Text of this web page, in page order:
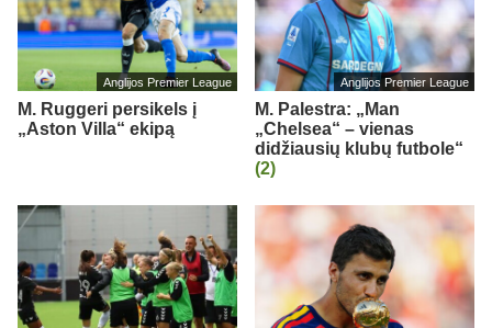
Anglijos Premier League
M. Ruggeri persikels į
„Aston Villa“ ekipą
Anglijos Premier League
M. Palestra: „Man
„Chelsea“ – vienas
didžiausių klubų futbole“
(2)